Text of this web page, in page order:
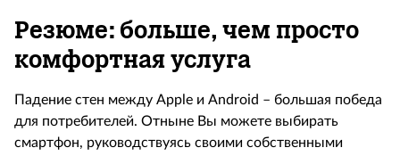
Резюме: больше, чем просто
комфортная услуга
Падение стен между Apple и Android – большая победа
для потребителей. Отныне Вы можете выбирать
смартфон, руководствуясь своими собственными